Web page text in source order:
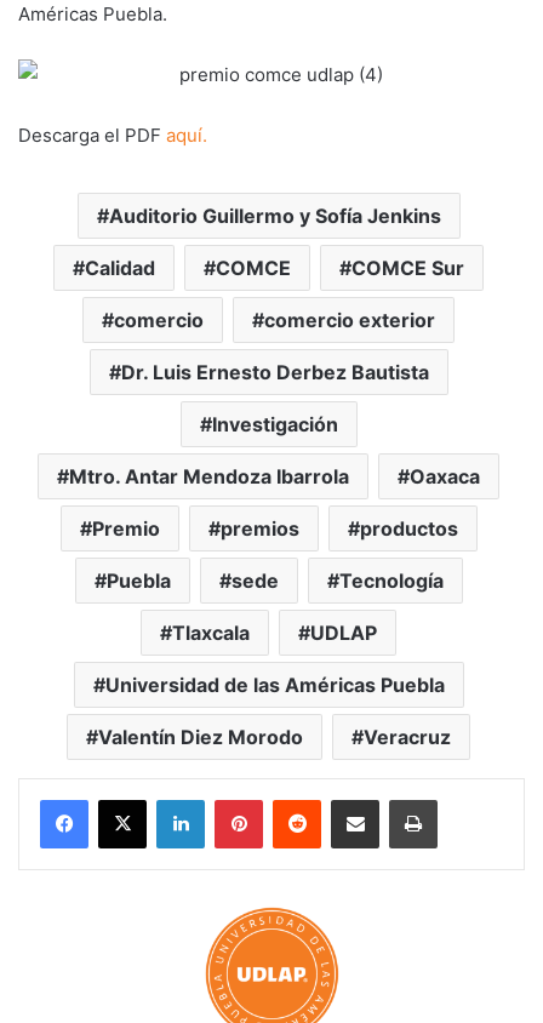
Américas Puebla.
Descarga el PDF aquí.
Auditorio Guillermo y Sofía Jenkins
Calidad COMCE COMCE Sur
comercio comercio exterior
Dr. Luis Ernesto Derbez Bautista
Investigación
Mtro. Antar Mendoza Ibarrola Oaxaca
Premio premios productos
Puebla sede Tecnología
Tlaxcala UDLAP
Universidad de las Américas Puebla
Valentín Diez Morodo Veracruz
LinkedInPinterestReddit Share via Email Print